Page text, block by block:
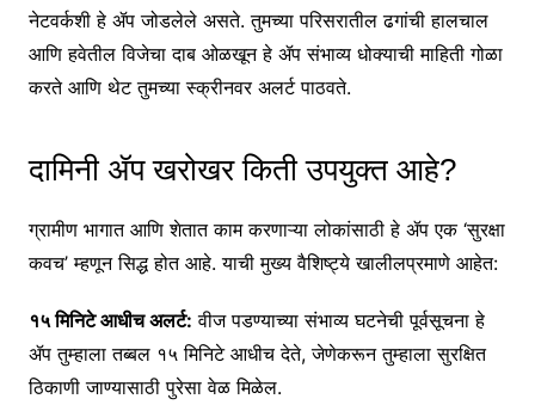
नेटवर्कशी हे ॲप जोडलेले असते. तुमच्या परिसरातील ढगांची हालचाल
आणि हवेतील विजेचा दाब ओळखून हे ॲप संभाव्य धोक्याची माहिती गोळा
करते आणि थेट तुमच्या स्क्रीनवर अलर्ट पाठवते.
दामिनी ॲप खरोखर किती उपयुक्त आहे?
ग्रामीण भागात आणि शेतात काम करणाऱ्या लोकांसाठी हे ॲप एक ‘सुरक्षा
कवच’ म्हणून सिद्ध होत आहे. याची मुख्य वैशिष्ट्ये खालीलप्रमाणे आहेत:
१५ मिनिटे आधीच अलर्ट: वीज पडण्याच्या संभाव्य घटनेची पूर्वसूचना हे
ॲप तुम्हाला तब्बल १५ मिनिटे आधीच देते, जेणेकरून तुम्हाला सुरक्षित
ठिकाणी जाण्यासाठी पुरेसा वेळ मिळेल.